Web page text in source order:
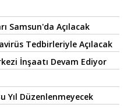
Samsun'da Açılacak
Tedbirleriyle Açılacak
İnşaatı Devam Ediyor
Yıl Düzenlenmeyecek